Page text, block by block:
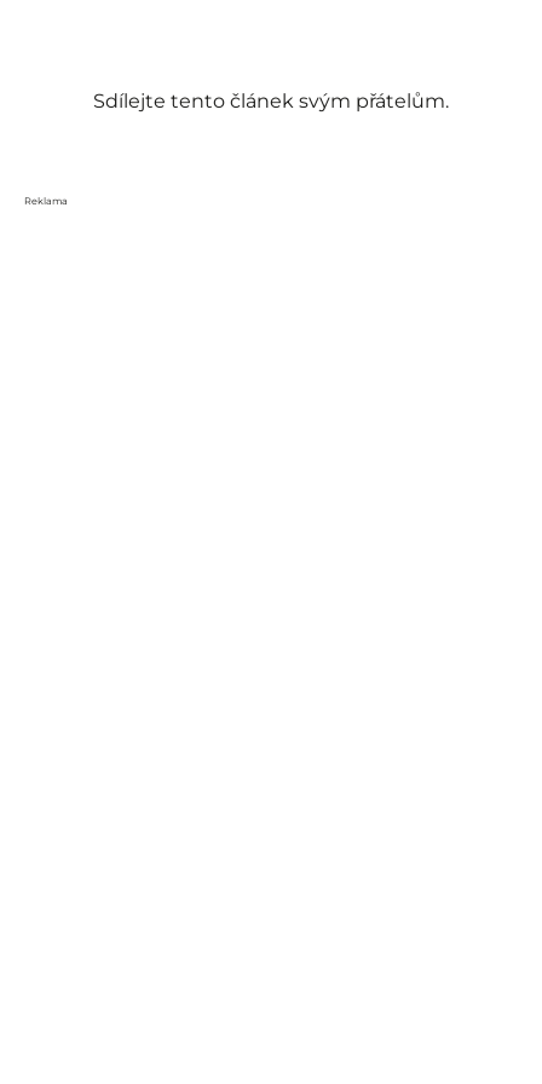
Sdílejte tento článek svým přátelům.
Reklama